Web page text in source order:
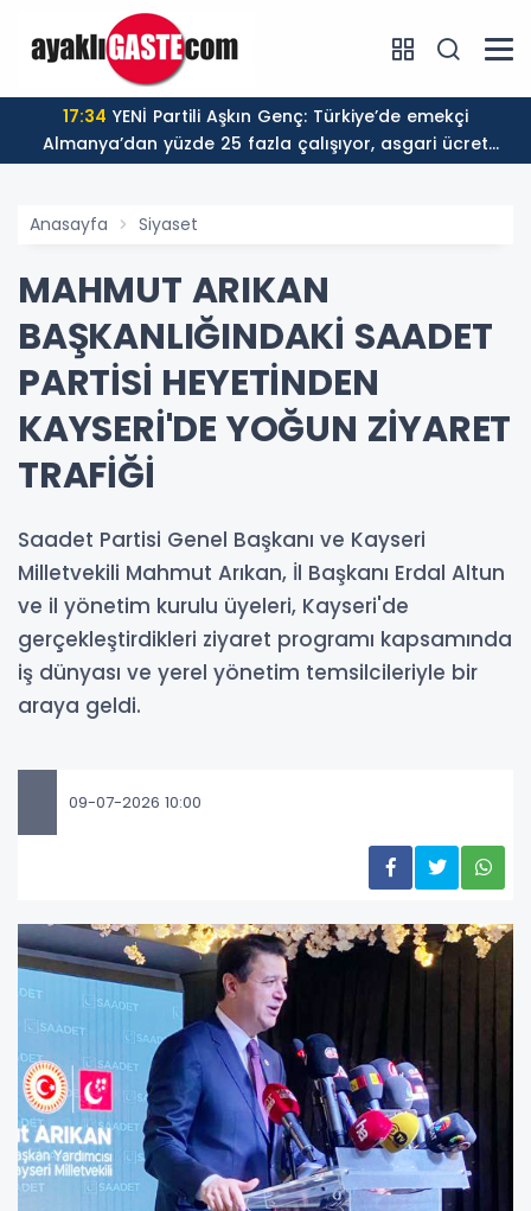
17:34
Almanya’dan yüzde 25 fazla çalışıyor, asgari ücret
ayın 18 gününe yetiyor
Anasayfa Siyaset
MAHMUT ARIKAN
BAŞKANLIĞINDAKİ SAADET
PARTİSİ HEYETİNDEN
KAYSERİ'DE YOĞUN ZİYARET
TRAFİĞİ
Saadet Partisi Genel Başkanı ve Kayseri
Milletvekili Mahmut Arıkan, İl Başkanı Erdal Altun
ve il yönetim kurulu üyeleri, Kayseri'de
gerçekleştirdikleri ziyaret programı kapsamında
iş dünyası ve yerel yönetim temsilcileriyle bir
araya geldi.
09-07-2026 10:00